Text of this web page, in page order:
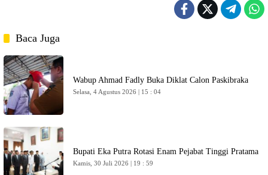
Baca Juga
Wabup Ahmad Fadly Buka Diklat Calon Paskibraka
Selasa, 4 Agustus 2026 | 15 : 04
Bupati Eka Putra Rotasi Enam Pejabat Tinggi Pratama
Kamis, 30 Juli 2026 | 19 : 59